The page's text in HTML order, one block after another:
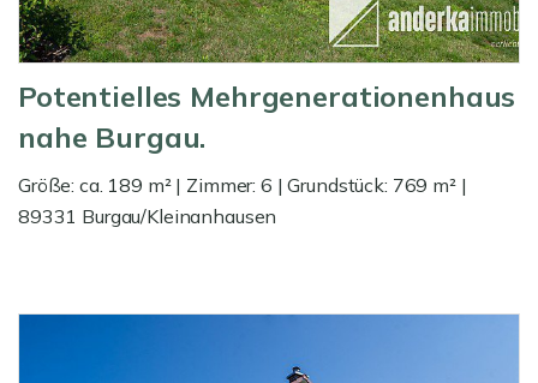
Potentielles Mehrgenerationenhaus
nahe Burgau.
Größe: ca. 189 m² | Zimmer: 6 | Grundstück: 769 m² |
89331 Burgau/Kleinanhausen